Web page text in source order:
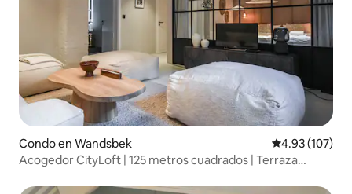
Condo en Wandsbek Calificación
4.93 (107)
Acogedor CityLoft | 125 metros cuadrados | Terraza